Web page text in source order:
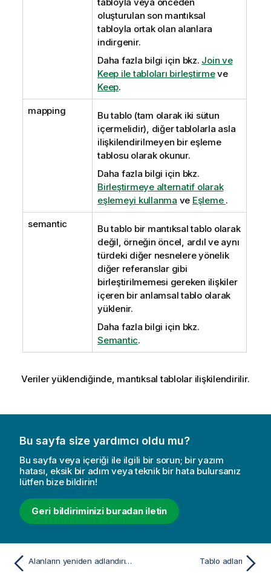
oluşturulan son mantıksal
tabloyla ortak olan alanlara
indirgenir.
Daha fazla bilgi için bkz. Join ve
Keep ile tabloları birleştirmeve
Keep.
mapping
Bu tablo (tam olarak iki sütun
içermelidir), diğer tablolarla asla
ilişkilendirilmeyen bir eşleme
tablosu olarak okunur.
Daha fazla bilgi için bkz.
Birleştirmeye alternatif olarak
eşlemeyi kullanma ve Eşleme .
semantic
Bu tablo bir mantıksal tablo olarak
değil, örneğin öncel, ardıl ve aynı
türdeki diğer nesnelere yönelik
diğer referanslar gibi
birleştirilmemesi gereken ilişkiler
içeren bir anlamsal tablo olarak
yüklenir.
Daha fazla bilgi için bkz.
Semantic.
Veriler yüklendiğinde, mantıksal tablolar ilişkilendirilir.
Bu sayfa size yardımcı oldu mu?
Bu sayfa veya içeriği ile ilgili bir sorun; bir yazım
hatası, eksik bir adım veya teknik bir hata bulursanız
lütfen bize bildirin!
Geri bildiriminizi buradan iletin
Alanların yeniden adlandırılması Tablo adları